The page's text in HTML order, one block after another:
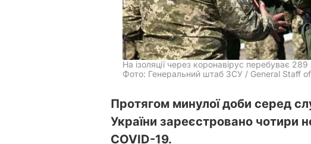
На ізоляції через коронавірус перебуває 289
Фото: Генеральний штаб ЗСУ / General Staff
Протягом минулої доби серед
України зареєстровано чотири
COVID-19.